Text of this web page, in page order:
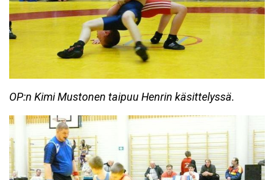
OP:n Kimi Mustonen taipuu Henrin käsittelyssä.